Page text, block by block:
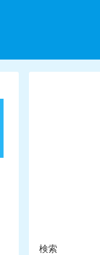
検索